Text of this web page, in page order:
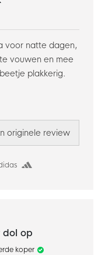
voor natte dagen,
vouwen en mee
plakkerig.
originele review
dol op
koper